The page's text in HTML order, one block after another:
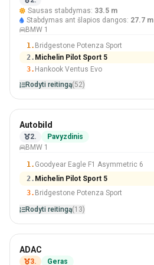
#2 Iš 52 Padangos
Sausas stabdymas: 33.5 m
Stabdymas ant šlapios dangos: 27.7 m
BMW 1
1. Bridgestone Potenza Sport
2. Michelin Pilot Sport 5
3. Hankook Ventus Evo
Rodyti reitingą(52)
225/40 R18
#2 Iš 13 Padangos
Autobild
2.
Pavyzdinis
BMW 1
1. Goodyear Eagle F1 Asymmetric 6
2. Michelin Pilot Sport 5
3. Bridgestone Potenza Sport
Rodyti reitingą(13)
225/40 R18
ADAC
3.
Geras